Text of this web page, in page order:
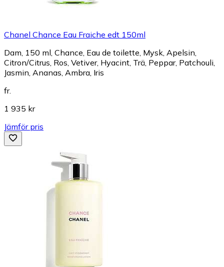
Chanel Chance Eau Fraiche edt 150ml
Dam, 150 ml, Chance, Eau de toilette, Mysk, Apelsin,
Citron/Citrus, Ros, Vetiver, Hyacint, Trä, Peppar, Patchouli,
Jasmin, Ananas, Ambra, Iris
fr.
1 935 kr
Jämför pris